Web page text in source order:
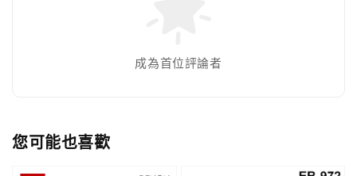
成為首位評論者
您可能也喜歡